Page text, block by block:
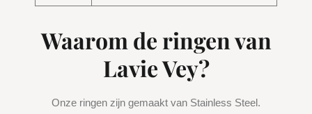
Waarom de ringen van
Lavie Vey?
Onze ringen zijn gemaakt van Stainless Steel.